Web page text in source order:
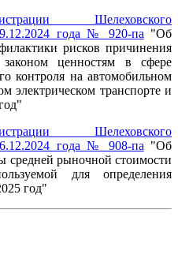
Шелеховского
года № 920-па "Об
рисков причинения
ценностям в сфере
контроля на автомобильном
электрическом транспорте и
"
Шелеховского
года № 908-па "Об
средней рыночной стоимости
для определения
год"